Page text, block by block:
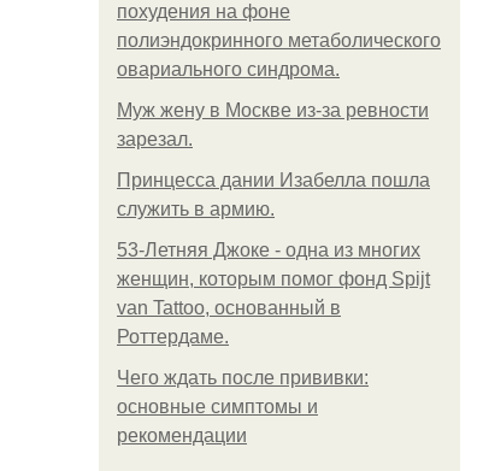
похудения на фоне
полиэндокринного метаболического
овариального синдрома.
Mуж жену в Москве из-за ревности
зарезал.
Принцесса дании Изабелла пошла
служить в армию.
53-Летняя Джоке - одна из многих
женщин, которым помог фонд Spijt
van Tattoo, основанный в
Роттердаме.
Чего ждать после прививки:
основные симптомы и
рекомендации